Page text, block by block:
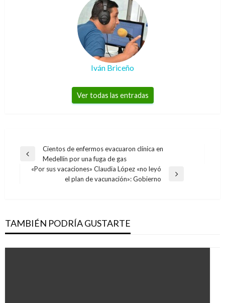
Iván Briceño
Ver todas las entradas
Navegación
Entrada
anterior
Cientos de enfermos evacuaron clínica en
Medellín por una fuga de gas
«Por sus vacaciones» Claudia López «no leyó
el plan de vacunación»: Gobierno
TAMBIÉN PODRÍA GUSTARTE